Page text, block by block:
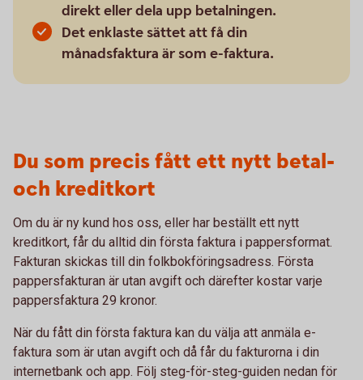
direkt eller dela upp betalningen.
Det enklaste sättet att få din
månadsfaktura är som e-faktura.
Du som precis fått ett nytt betal-
och kreditkort
Om du är ny kund hos oss, eller har beställt ett nytt
kreditkort, får du alltid din första faktura i pappersformat.
Fakturan skickas till din folkbokföringsadress. Första
pappersfakturan är utan avgift och därefter kostar varje
pappersfaktura 29 kronor.
När du fått din första faktura kan du välja att anmäla e-
faktura som är utan avgift och då får du fakturorna i din
internetbank och app. Följ steg-för-steg-guiden nedan för